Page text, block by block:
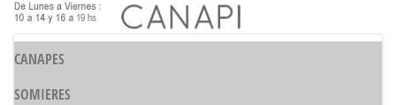
CANAPES
SOMIERES